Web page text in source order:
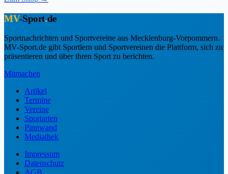
MV-Sport.de
Sportnachrichten und Sportvereine aus Mecklenburg-Vorpommern.
MV-Sport.de gibt Sportlern und Sportvereinen die Plattform, sich zu
präsentieren und über ihren Sport zu berichten.
Mitmachen
Artikel
Termine
Vereine
Sportarten
Pinnwand
Mediathek
Impressum
Datenschutz